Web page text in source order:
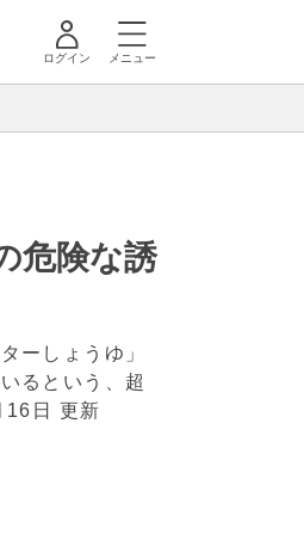
ログイン メニュー
危険な誘
ーしょうゆ」
るという、超
16日 更新